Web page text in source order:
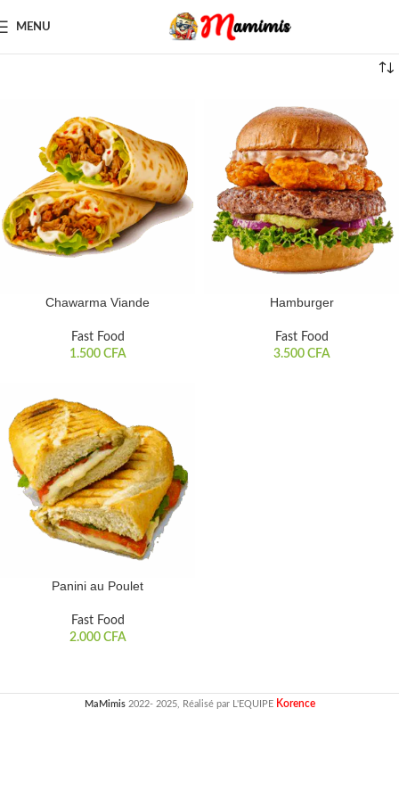
MENU
Chawarma Viande
Fast Food
1.500 CFA
Hamburger
Fast Food
3.500 CFA
Panini au Poulet
Fast Food
2.000 CFA
MaMimis 2022- 2025, Réalisé par L'EQUIPE Korence